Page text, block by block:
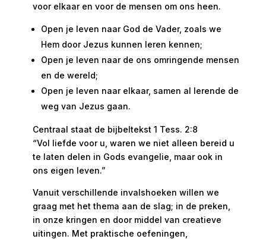
voor elkaar en voor de mensen om ons heen.
Open je leven naar God de Vader, zoals we
Hem door Jezus kunnen leren kennen;
Open je leven naar de ons omringende mensen
en de wereld;
Open je leven naar elkaar, samen al lerende de
weg van Jezus gaan.
Centraal staat de bijbeltekst 1 Tess. 2:8
“Vol liefde voor u, waren we niet alleen bereid u
te laten delen in Gods evangelie, maar ook in
ons eigen leven.”
Vanuit verschillende invalshoeken willen we
graag met het thema aan de slag; in de preken,
in onze kringen en door middel van creatieve
uitingen. Met praktische oefeningen,